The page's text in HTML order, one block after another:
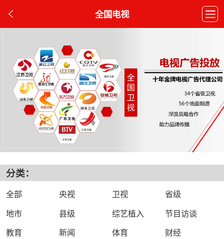
全国电视
分类：
全部 央视 卫视
省级
地市
县级 综艺植入
节目访谈
教育
新闻 体育
财经